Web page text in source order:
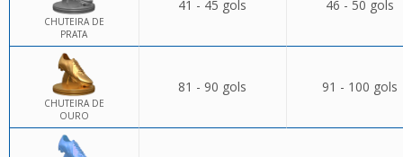
CHUTEIRA DE
PRATA
41 - 45 gols 46 - 50 gols
CHUTEIRA DE
OURO
81 - 90 gols 91 - 100 gols